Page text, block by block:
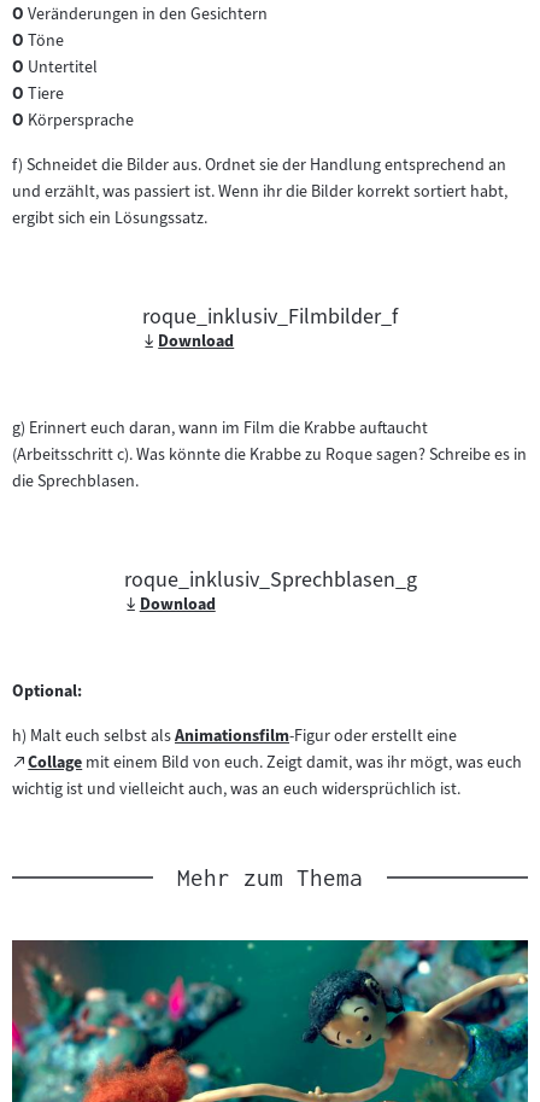
O Veränderungen in den Gesichtern
O Töne
O Untertitel
O Tiere
O Körpersprache
f) Schneidet die Bilder aus. Ordnet sie der Handlung entsprechend an
und erzählt, was passiert ist. Wenn ihr die Bilder korrekt sortiert habt,
ergibt sich ein Lösungssatz.
roque_inklusiv_Filmbilder_f
Download
g) Erinnert euch daran, wann im Film die Krabbe auftaucht
(Arbeitsschritt c). Was könnte die Krabbe zu Roque sagen? Schreibe es in
die Sprechblasen.
roque_inklusiv_Sprechblasen_g
Download
Optional:
h) Malt euch selbst alsZum
Inhalt:
Animationsfilm-Figur oder erstellt eine
Zum
externen
Collage
(öffnet
im
mit einem Bild von euch. Zeigt damit, was ihr mögt, was euch
wichtig ist und vielleicht auch, was an euch widersprüchlich ist.
Mehr zum Thema